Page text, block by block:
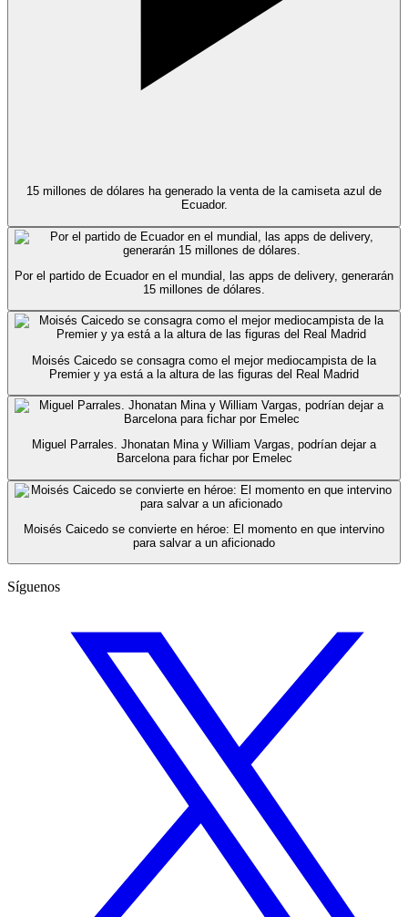
15 millones de dólares ha generado la venta de la camiseta azul de
Ecuador.
Por el partido de Ecuador en el mundial, las apps de delivery, generarán
15 millones de dólares.
Moisés Caicedo se consagra como el mejor mediocampista de la
Premier y ya está a la altura de las figuras del Real Madrid
Miguel Parrales. Jhonatan Mina y William Vargas, podrían dejar a
Barcelona para fichar por Emelec
Moisés Caicedo se convierte en héroe: El momento en que intervino
para salvar a un aficionado
Síguenos